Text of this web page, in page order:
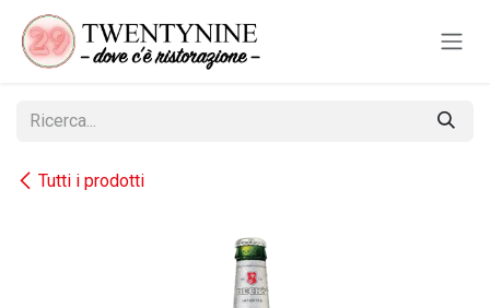
Passa al contenuto
Tutti i prodotti